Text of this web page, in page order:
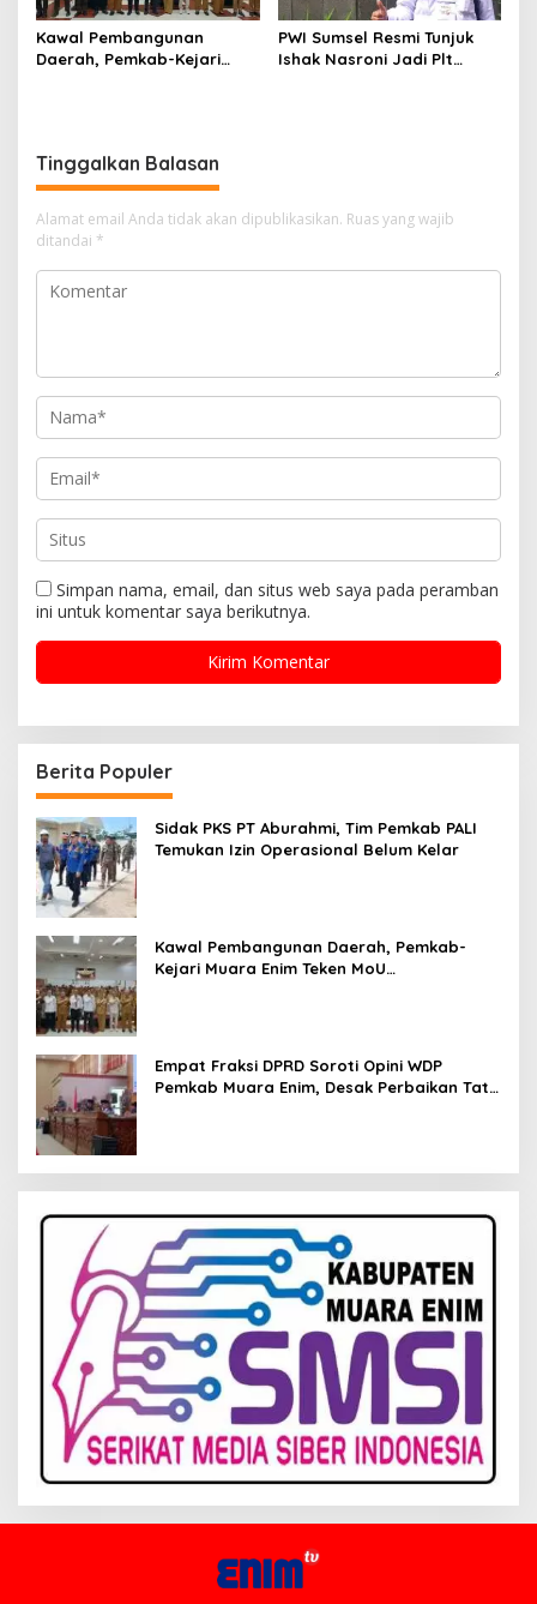
Kawal Pembangunan
Daerah, Pemkab-Kejari
PWI Sumsel Resmi Tunjuk
Ishak Nasroni Jadi Plt
Tinggalkan Balasan
Alamat email Anda tidak akan dipublikasikan. Ruas yang wajib
ditandai *
Simpan nama, email, dan situs web saya pada peramban
ini untuk komentar saya berikutnya.
Berita Populer
Sidak PKS PT Aburahmi, Tim Pemkab PALI
Temukan Izin Operasional Belum Kelar
Kawal Pembangunan Daerah, Pemkab-
Kejari Muara Enim Teken MoU
Empat Fraksi DPRD Soroti Opini WDP
Pemkab Muara Enim, Desak Perbaikan Tata